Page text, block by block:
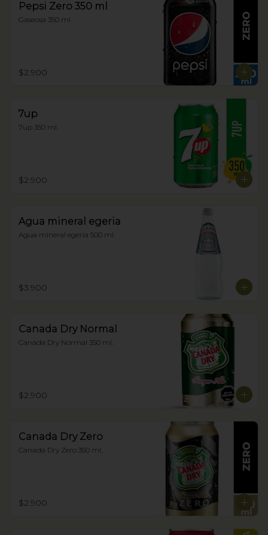
Pepsi Zero 350 ml
Gaseosa 350 ml
$2.900
7up
7up 350 ml.
$2.900
Agua mineral egeria
Agua mineral egeria 500 ml.
$3.900
Canada Dry Normal
Canada Dry Normal 350 ml.
$2.900
Canada Dry Zero
Canada Dry Zero 350 ml.
$2.900